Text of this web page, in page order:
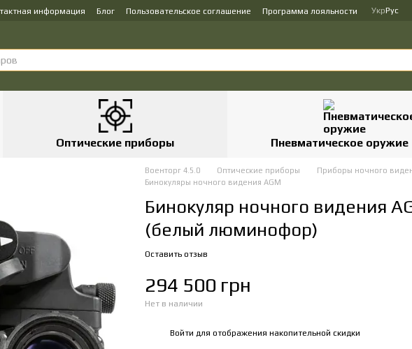
информация Блог Пользовательское соглашение Программа лояльности УкрРус
Оптические приборы Пневматическое оружие
Военторг 4.5.0 Оптические приборы Приборы ночного
Бинокуляры ночного видения AGM
Бинокуляр ночного видения
(белый люминофор)
Оставить отзыв
294 500 грн
Нет в наличии
Войти для отображения накопительной скидки